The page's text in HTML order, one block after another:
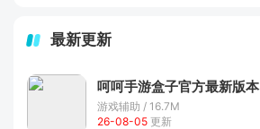
最新更新
呵呵手游盒子官方最新版本
游戏辅助 / 16.7M
26-08-05 更新